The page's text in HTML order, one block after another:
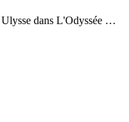
dans L'Odyssée …